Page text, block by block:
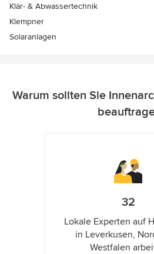
Klär- & Abwassertechnik
Klempner
Solaranlagen
Warum sollten Sie
32
Lokale Experten auf
in Leverkusen,
Westfalen